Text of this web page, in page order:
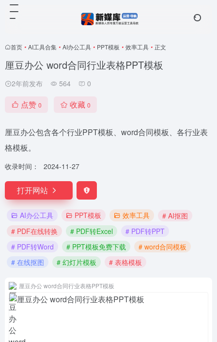
首页 • AI工具合集 • AI办公工具 • PPT模板 • 效率工具 • 正文
厘豆办公 word合同行业表格PPT模板
2年前发布 564 0
点赞 0 收藏 0
厘豆办公包含各个行业PPT模板、word合同模板、各行业表
格模板。
收录时间： 2024-11-27
打开网站
AI办公工具 PPT模板 效率工具
# AI抠图
# PDF在线转换
# PDF转Excel
# PDF转PPT
# PDF转Word
# PPT模板免费下载
# word合同模板
# 在线抠图
# 幻灯片模板 # 表格模板
厘豆办公 word合同行业表格PPT模板